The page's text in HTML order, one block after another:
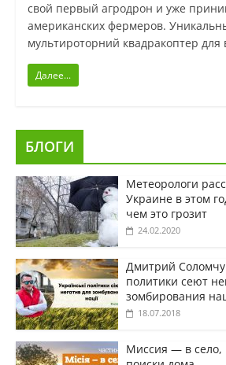
свой первый агродрон и уже
американских фермеров.
мультироторний квадракоптер для
Далее...
БЛОГИ
Метеорологи
Украине в этом
чем это грозит
24.02.2020
Дмитрий
политики сеют
зомбирования
18.07.2018
Миссия — в село,